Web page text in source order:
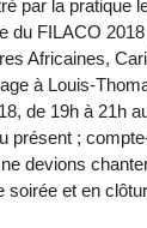
par la pratique
du FILACO
Africaines,
à Louis-
de 19h à 21h
présent ;
devions
soirée et en